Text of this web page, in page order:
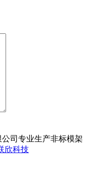
司专业生产非标模架
欣科技